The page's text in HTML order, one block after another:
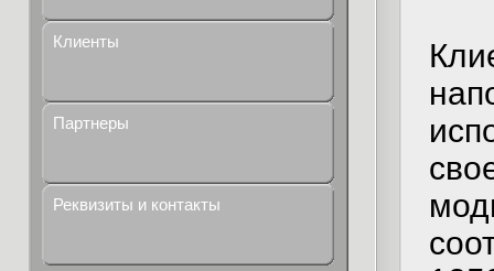
Клиенты
Партнеры
Реквизиты и контакты